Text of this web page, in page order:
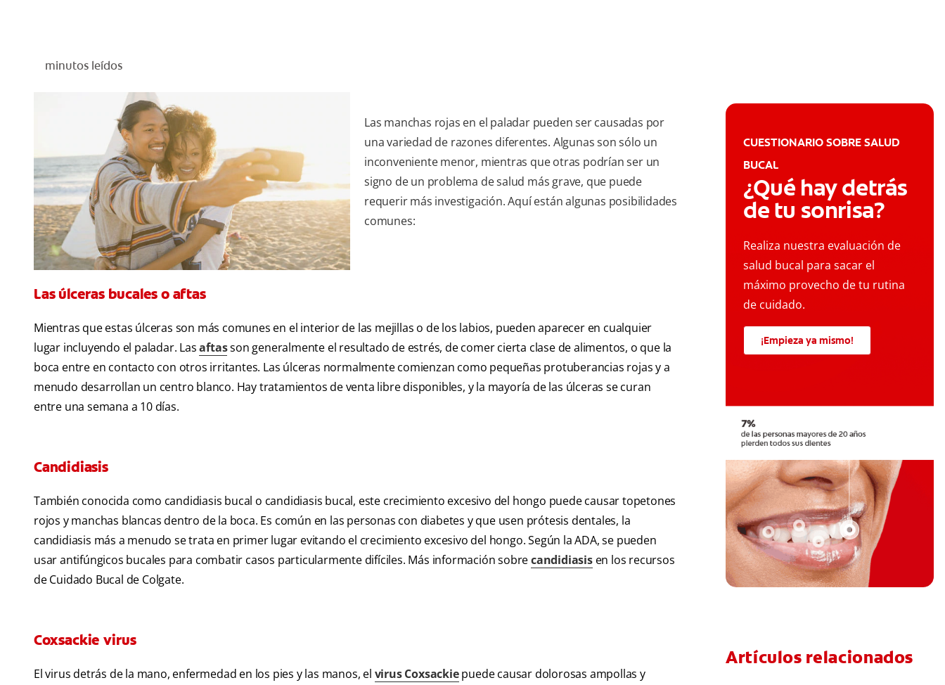
minutos leídos
Las manchas rojas en el paladar pueden ser causadas por
una variedad de razones diferentes. Algunas son sólo un
inconveniente menor, mientras que otras podrían ser un
signo de un problema de salud más grave, que puede
requerir más investigación. Aquí están algunas posibilidades
comunes:
Las úlceras bucales o aftas
Mientras que estas úlceras son más comunes en el interior de las mejillas o de los labios, pueden aparecer en cualquier
lugar incluyendo el paladar. Lasaftasson generalmente el resultado de estrés, de comer cierta clase de alimentos, o que la
boca entre en contacto con otros irritantes. Las úlceras normalmente comienzan como pequeñas protuberancias rojas y a
menudo desarrollan un centro blanco. Hay tratamientos de venta libre disponibles, y la mayoría de las úlceras se curan
entre una semana a 10 días.
Candidiasis
También conocida como candidiasis bucal o candidiasis bucal, este crecimiento excesivo del hongo puede causar topetones
rojos y manchas blancas dentro de la boca. Es común en las personas con diabetes y que usen prótesis dentales, la
candidiasis más a menudo se trata en primer lugar evitando el crecimiento excesivo del hongo. Según la ADA, se pueden
usar antifúngicos bucales para combatir casos particularmente difíciles. Más información sobrecandidiasisen los recursos
de Cuidado Bucal de Colgate.
Coxsackie virus
El virus detrás de la mano, enfermedad en los pies y las manos, el virus Coxsackiepuede causar dolorosas ampollas y
CUESTIONARIO SOBRE SALUD
BUCAL
¿Qué hay detrás
de tu sonrisa?
Realiza nuestra evaluación de
salud bucal para sacar el
máximo provecho de tu rutina
de cuidado.
¡Empieza ya mismo!
Artículos relacionados